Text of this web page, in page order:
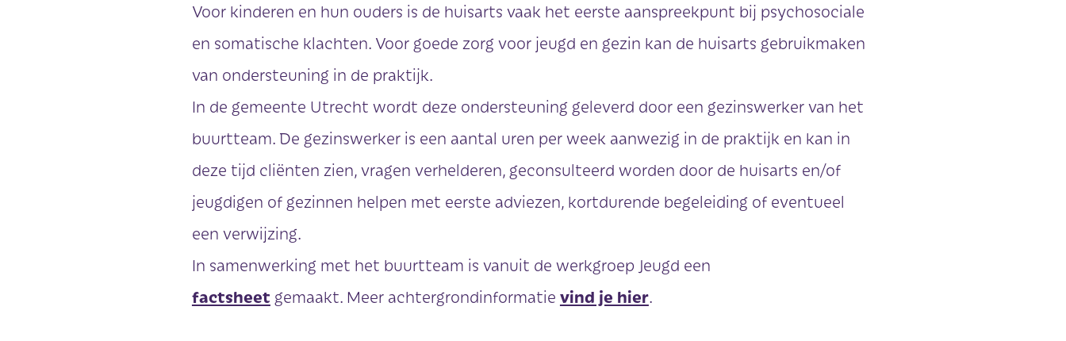
Voor kinderen en hun ouders is de huisarts vaak het eerste aanspreekpunt bij psychosociale
en somatische klachten. Voor goede zorg voor jeugd en gezin kan de huisarts gebruikmaken
van ondersteuning in de praktijk.
In de gemeente Utrecht wordt deze ondersteuning geleverd door een gezinswerker van het
buurtteam. De gezinswerker is een aantal uren per week aanwezig in de praktijk en kan in
deze tijd cliënten zien, vragen verhelderen, geconsulteerd worden door de huisarts en/of
jeugdigen of gezinnen helpen met eerste adviezen, kortdurende begeleiding of eventueel
een verwijzing.
In samenwerking met het buurtteam is vanuit de werkgroep Jeugd een
factsheet gemaakt. Meer achtergrondinformatie vind je hier.